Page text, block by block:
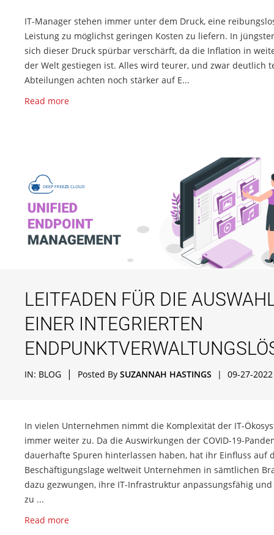
IT-Manager stehen immer unter dem Druck, eine
Leistung zu möglichst geringen Kosten zu liefern. In
sich dieser Druck spürbar verschärft, da die Inflation in
der Welt gestiegen ist. Alles wird teurer, und zwar deutlich
Abteilungen achten noch stärker auf E...
Read more
LEITFADEN FÜR DIE
EINER INTEGRIERTEN
IN: BLOG | Posted By SUZANNAH HASTINGS | 09-27-2022
In vielen Unternehmen nimmt die Komplexität der IT-
immer weiter zu. Da die Auswirkungen der COVID-19-
dauerhafte Spuren hinterlassen haben, hat ihr Einfluss auf
Beschäftigungslage weltweit Unternehmen in sämtlichen
dazu gezwungen, ihre IT-Infrastruktur anpassungsfähig
zu ...
Read more